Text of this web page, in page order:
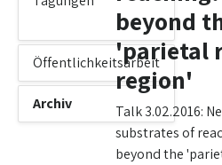
Öffentlichkeitsarbeit
Archiv
beyond
'parietal
region'
Talk 3.02.2016:
substrates of
beyond the